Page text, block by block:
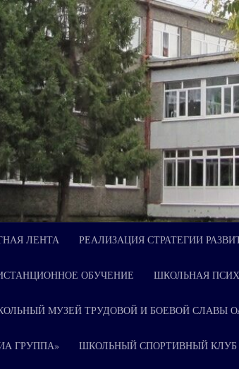
ЛЕНТА РЕАЛИЗАЦИЯ СТРАТЕГИИ
ОБУЧЕНИЕ ШКОЛЬНАЯ
МУЗЕЙ ТРУДОВОЙ И БОЕВОЙ СЛАВЫ
ГРУППА» ШКОЛЬНЫЙ СПОРТИВНЫЙ КЛУБ